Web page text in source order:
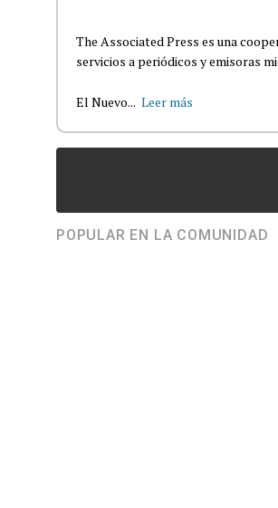
The Associated Press es una
servicios a periódicos y emisoras
El Nuevo... Leer más
POPULAR EN LA COMUNIDAD